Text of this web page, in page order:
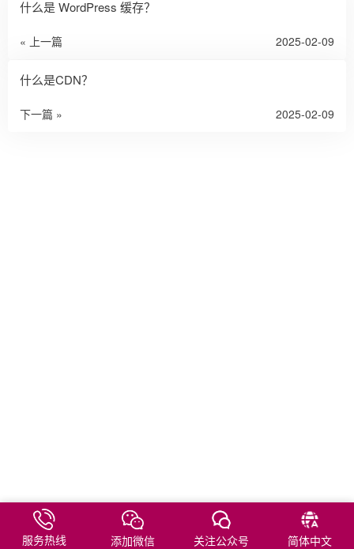
什么是 WordPress 缓存？
« 上一篇 2025-02-09
什么是CDN？
下一篇 » 2025-02-09
服务热线 添加微信 关注公众号 简体中文